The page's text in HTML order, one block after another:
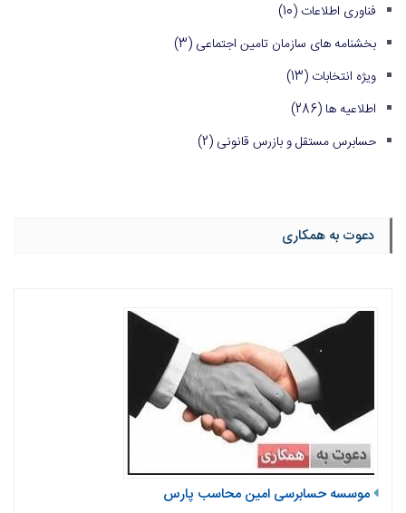
فناوری اطلاعات (10)
بخشنامه های سازمان تامین اجتماعی (3)
ویژه انتخابات (13)
اطلاعیه ها (286)
حسابرس مستقل و بازرس قانونی (2)
دعوت به همکاری
موسسه حسابرسی امین محاسب پارس